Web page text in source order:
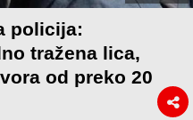
policija:
tražena lica,
od preko 20